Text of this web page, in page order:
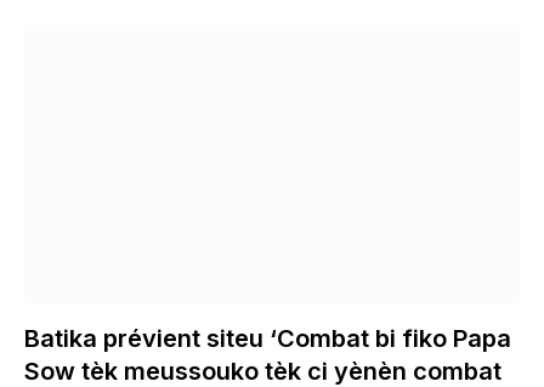
Batika prévient siteu ‘Combat bi fiko Papa
Sow tèk meussouko tèk ci yènèn combat